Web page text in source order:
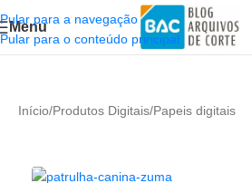
Pular para a navegação
Pular para o conteúdo principal
Menu
Início/Produtos Digitais/Papeis digitais